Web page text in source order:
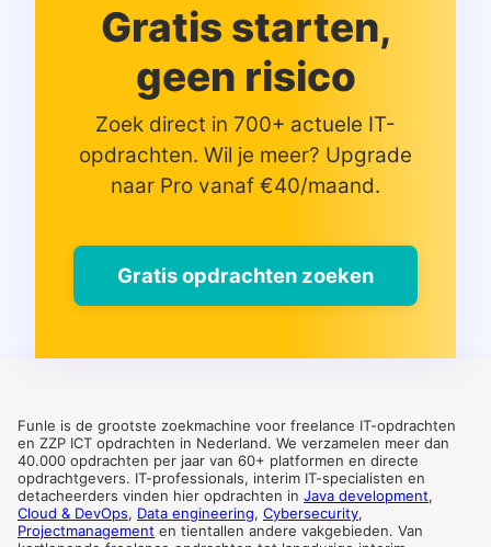
Gratis starten,
geen risico
Zoek direct in 700+ actuele IT-
opdrachten. Wil je meer? Upgrade
naar Pro vanaf €40/maand.
Gratis opdrachten zoeken
Funle is de grootste zoekmachine voor freelance IT-opdrachten
en ZZP ICT opdrachten in Nederland. We verzamelen meer dan
40.000 opdrachten per jaar van 60+ platformen en directe
opdrachtgevers. IT-professionals, interim IT-specialisten en
detacheerders vinden hier opdrachten in Java development,
Cloud & DevOps, Data engineering, Cybersecurity,
Projectmanagement en tientallen andere vakgebieden. Van